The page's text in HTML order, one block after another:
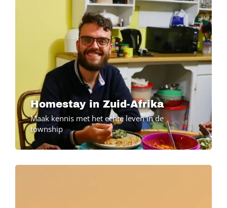
Homestay in Zuid-Afrika
Maak kennis met het echte leven in de
township
Image